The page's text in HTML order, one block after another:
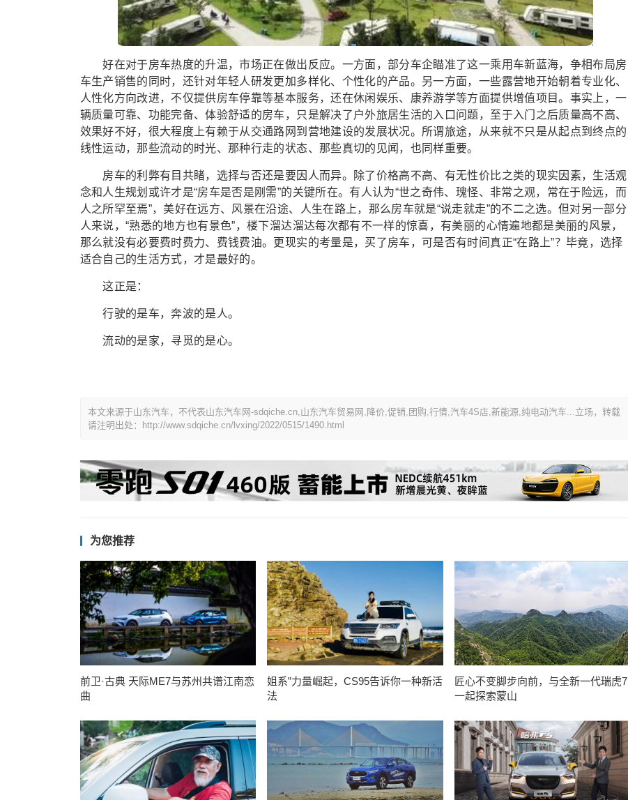
好在对于房车热度的升温，市场正在做出反应。一方面，部分车企瞄准了这一乘用车新蓝海，争相布局房
车生产销售的同时，还针对年轻人研发更加多样化、个性化的产品。另一方面，一些露营地开始朝着专业化、
人性化方向改进，不仅提供房车停靠等基本服务，还在休闲娱乐、康养游学等方面提供增值项目。事实上，一
辆质量可靠、功能完备、体验舒适的房车，只是解决了户外旅居生活的入口问题，至于入门之后质量高不高、
效果好不好，很大程度上有赖于从交通路网到营地建设的发展状况。所谓旅途，从来就不只是从起点到终点的
线性运动，那些流动的时光、那种行走的状态、那些真切的见闻，也同样重要。
房车的利弊有目共睹，选择与否还是要因人而异。除了价格高不高、有无性价比之类的现实因素，生活观
念和人生规划或许才是“房车是否是刚需”的关键所在。有人认为“世之奇伟、瑰怪、非常之观，常在于险远，而
人之所罕至焉”，美好在远方、风景在沿途、人生在路上，那么房车就是“说走就走”的不二之选。但对另一部分
人来说，“熟悉的地方也有景色”，楼下溜达溜达每次都有不一样的惊喜，有美丽的心情遍地都是美丽的风景，
那么就没有必要费时费力、费钱费油。更现实的考量是，买了房车，可是否有时间真正“在路上”？毕竟，选择
适合自己的生活方式，才是最好的。
这正是：
行驶的是车，奔波的是人。
流动的是家，寻觅的是心。
本文来源于山东汽车，不代表山东汽车网-sdqiche.cn,山东汽车贸易网,降价,促销,团购,行情,汽车4S店,新能源,纯电动汽车...立场，转载
请注明出处：http://www.sdqiche.cn/lvxing/2022/0515/1490.html
为您推荐
前卫·古典 天际ME7与苏州共谱江南恋
曲
姐系”力量崛起，CS95告诉你一种新活
法
匠心不变脚步向前，与全新一代瑞虎7
一起探索蒙山